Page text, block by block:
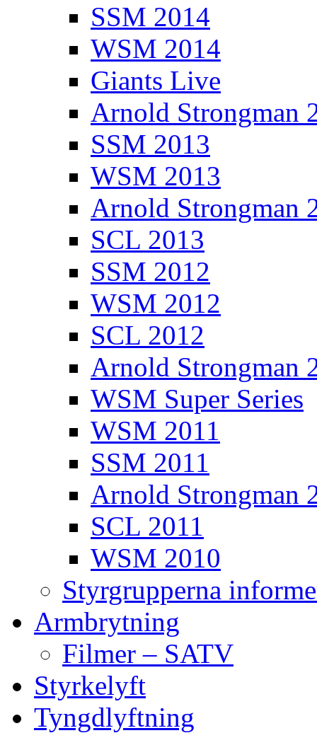
SSM 2014
WSM 2014
Giants Live
Arnold Strongman
SSM 2013
WSM 2013
Arnold Strongman
SCL 2013
SSM 2012
WSM 2012
SCL 2012
Arnold Strongman
WSM Super Series
WSM 2011
SSM 2011
Arnold Strongman
SCL 2011
WSM 2010
Styrgrupperna
Armbrytning
Filmer – SATV
Styrkelyft
Tyngdlyftning